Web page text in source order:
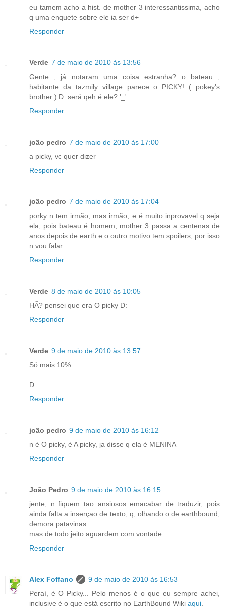
eu tamem acho a hist. de mother 3 interessantissima, acho
q uma enquete sobre ele ia ser d+
Responder
Verde 7 de maio de 2010 às 13:56
Gente , já notaram uma coisa estranha? o bateau ,
habitante da tazmily village parece o PICKY! ( pokey's
brother ) D: será qeh é ele? '_'
Responder
joão pedro 7 de maio de 2010 às 17:00
a picky, vc quer dizer
Responder
joão pedro 7 de maio de 2010 às 17:04
porky n tem irmão, mas irmão, e é muito inprovavel q seja
ela, pois bateau é homem, mother 3 passa a centenas de
anos depois de earth e o outro motivo tem spoilers, por isso
n vou falar
Responder
Verde 8 de maio de 2010 às 10:05
HÃ? pensei que era O picky D:
Responder
Verde 9 de maio de 2010 às 13:57
Só mais 10% . . .
D:
Responder
joão pedro 9 de maio de 2010 às 16:12
n é O picky, é A picky, ja disse q ela é MENINA
Responder
João Pedro 9 de maio de 2010 às 16:15
jente, n fiquem tao ansiosos emacabar de traduzir, pois
ainda falta a inserçao de texto, q, olhando o de earthbound,
demora patavinas.
mas de todo jeito aguardem com vontade.
Responder
Alex Foffano
9 de maio de 2010 às 16:53
Peraí, é O Picky... Pelo menos é o que eu sempre achei,
inclusive é o que está escrito no EarthBound Wiki aqui